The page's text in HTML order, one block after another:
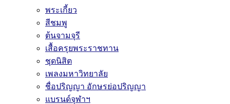
พระเกี้ยว
สีชมพู
ต้นจามจุรี
เสื้อครุยพระราชทาน
ชุดนิสิต
เพลงมหาวิทยาลัย
ชื่อปริญญา อักษรย่อปริญญา
แบรนด์จุฬาฯ